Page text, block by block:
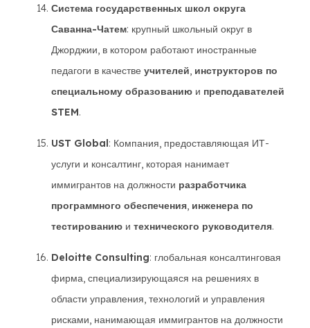
Система государственных школ округа
Саванна-Чатем: крупный школьный округ в
Джорджии, в котором работают иностранные
педагоги в качестве учителей, инструкторов по
специальному образованию и преподавателей
STEM.
UST Global: Компания, предоставляющая ИТ-
услуги и консалтинг, которая нанимает
иммигрантов на должности разработчика
программного обеспечения, инженера по
тестированию и технического руководителя.
Deloitte Consulting: глобальная консалтинговая
фирма, специализирующаяся на решениях в
области управления, технологий и управления
рисками, нанимающая иммигрантов на должности